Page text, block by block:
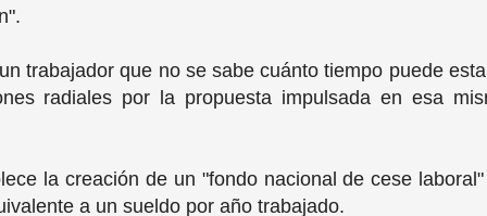
trabajador que no se sabe cuánto tiempo puede
radiales por la propuesta impulsada en esa
la creación de un "fondo nacional de cese
a un sueldo por año trabajado.